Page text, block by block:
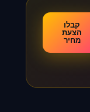
קבלו
הצעת
מחיר